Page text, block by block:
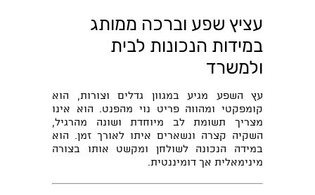
עציץ שפע וברכה ממותג
במידות הנכונות לבית
ולמשרד
עץ השפע מגיע במגוון גדלים וצורות, הוא
קומפקטי ומהווה פריט נוי מהפנט. הוא אינו
מצריך תשומת לב מיוחדת ושונה מהרגיל,
השקיה קצרה ונשארים איתו לאורך זמן. הוא
במידה הנכונה לשולחן ומקשט אותו בצורה
מינימאלית אך דומיננטית.